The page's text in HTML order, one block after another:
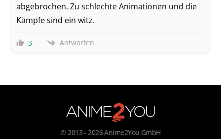
abgebrochen. Zu schlechte Animationen und die
Kämpfe sind ein witz.
3 Antworten
© 2013 - 2026 Anime2You GmbH